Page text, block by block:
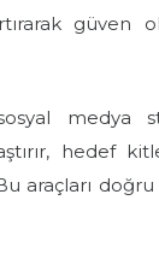
güven
medya
hedef
araçları